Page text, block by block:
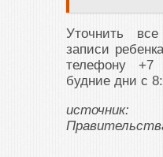
Уточнить
записи
телефону +7
будние дни с
источник: